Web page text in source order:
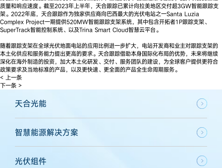
质量和响应速度。截至2023年上半年，天合跟踪已累计向拉美地区交付超3GW智能跟踪支
架。2022年底，天合跟踪作为独家供应商向巴西最大的光伏电站之一Santa Luzia
Complex Project一期提供520MW智能跟踪支架系统，其中包含开拓者1P跟踪支架、
SuperTrack智能控制系统、以及Trina Smart Cloud智慧云平台。
随着跟踪支架在全球光伏地面电站的应用比例进一步扩大，电站开发商和业主对跟踪支架的
本土化供应和服务能力提出更高的要求。天合跟踪借助本身国际化布局的优势，未来将继续
深化在海外制造的投资，加大本土化研发、交付、服务团队的建设，为全球客户提供更符合
政策要求及当地标准的产品，以及更快速、更全面的产品全生命周期服务。
< 上一条
下一条 >
天合光能
智慧能源解决方案
光伏组件